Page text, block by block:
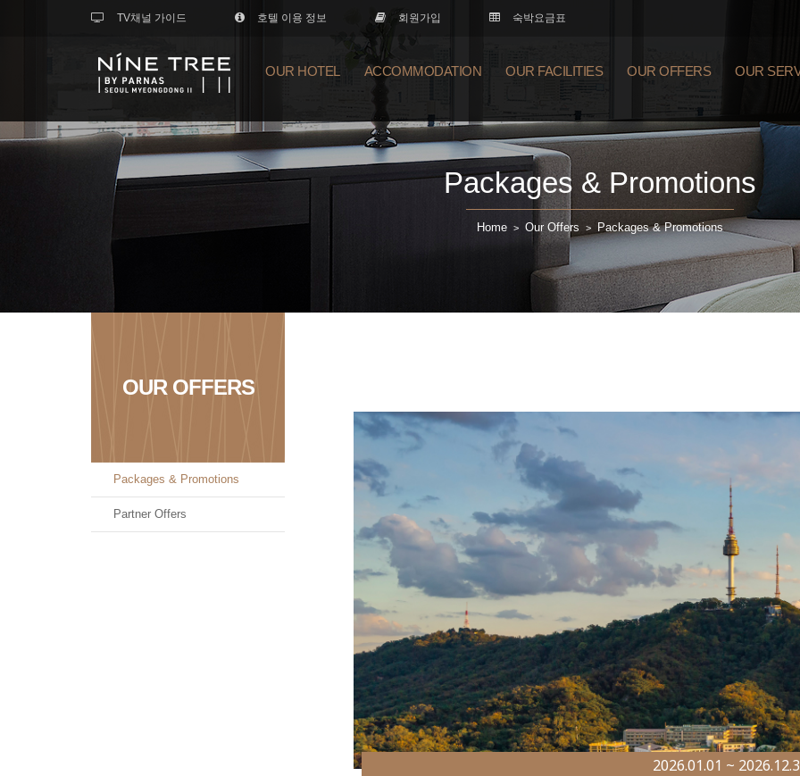
TV채널 가이드 호텔 이용 정보 회원가입 숙박요금표
OUR HOTEL ACCOMMODATION OUR FACILITIES OUR OFFERS OUR
Packages & Promotions
Home > Our Offers > Packages & Promotions
OUR OFFERS
Packages & Promotions
Partner Offers
2026.01.01 ~